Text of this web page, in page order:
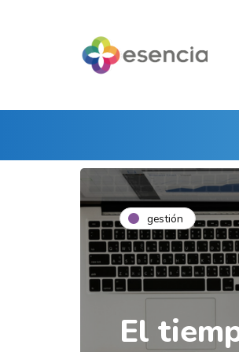
gestión
El